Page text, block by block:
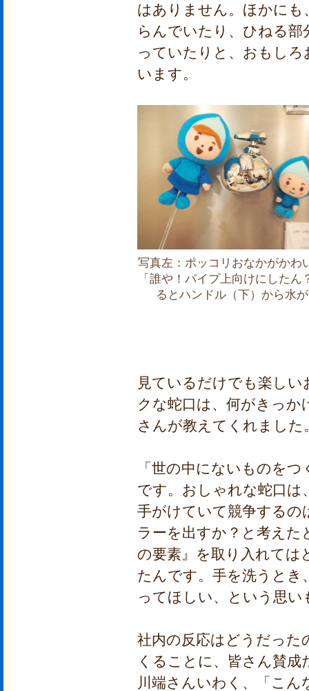
はありません。ほかに
らんでいたり、ひねる
っていたりと、おもし
います。
写真左：ポッコリおなかがかわ
「誰や！パイプ上向けにした
るとハンドル（下）から水
見ているだけでも楽し
クな蛇口は、何がきっ
さんが教えてくれました
「世の中にないものを
です。おしゃれな蛇口は
手がけていて競争するの
ラーを出すか？と考えた
の要素』を取り入れては
たんです。手を洗うとき
ってほしい、という思
社内の反応はどうだった
くることに、皆さん賛
川端さんいわく、「こ